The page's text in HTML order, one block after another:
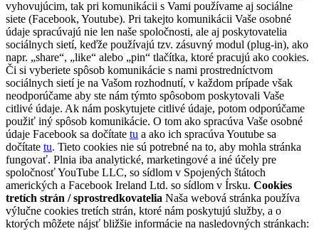
vyhovujúcim, tak pri komunikácii s Vami používame aj sociálne
siete (Facebook, Youtube). Pri takejto komunikácii Vaše osobné
údaje spracúvajú nie len naše spoločnosti, ale aj poskytovatelia
sociálnych sietí, keďže používajú tzv. zásuvný modul (plug-in), ako
napr. „share“, „like“ alebo „pin“ tlačítka, ktoré pracujú ako cookies.
Či si vyberiete spôsob komunikácie s nami prostredníctvom
sociálnych sietí je na Vašom rozhodnutí, v každom prípade však
neodporúčame aby ste nám týmto spôsobom poskytovali Vaše
citlivé údaje. Ak nám poskytujete citlivé údaje, potom odporúčame
použiť iný spôsob komunikácie. O tom ako spracúva Vaše osobné
údaje Facebook sa dočítate tu a ako ich spracúva Youtube sa
dočítate tu. Tieto cookies nie sú potrebné na to, aby mohla stránka
fungovať. Plnia iba analytické, marketingové a iné účely pre
spoločnosť YouTube LLC, so sídlom v Spojených štátoch
amerických a Facebook Ireland Ltd. so sídlom v Írsku. Cookies
tretích strán / sprostredkovatelia Naša webová stránka používa
výlučne cookies tretích strán, ktoré nám poskytujú služby, a o
ktorých môžete nájsť bližšie informácie na nasledovných stránkach: